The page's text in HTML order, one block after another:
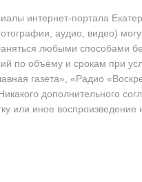
интернет-портала
аудио, видео)
любыми способами
по объёму и срокам при
газета», «Радио
дополнительного
или иное воспроизведение